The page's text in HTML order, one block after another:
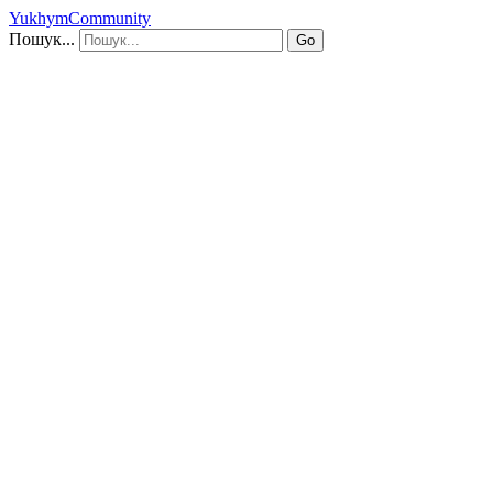
YukhymCommunity
Пошук...
Go